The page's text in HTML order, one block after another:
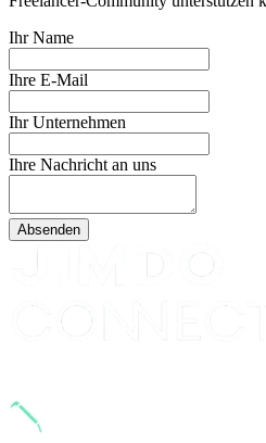
Ihr Name
Ihre E-Mail
Ihr Unternehmen
Ihre Nachricht an uns
Absenden